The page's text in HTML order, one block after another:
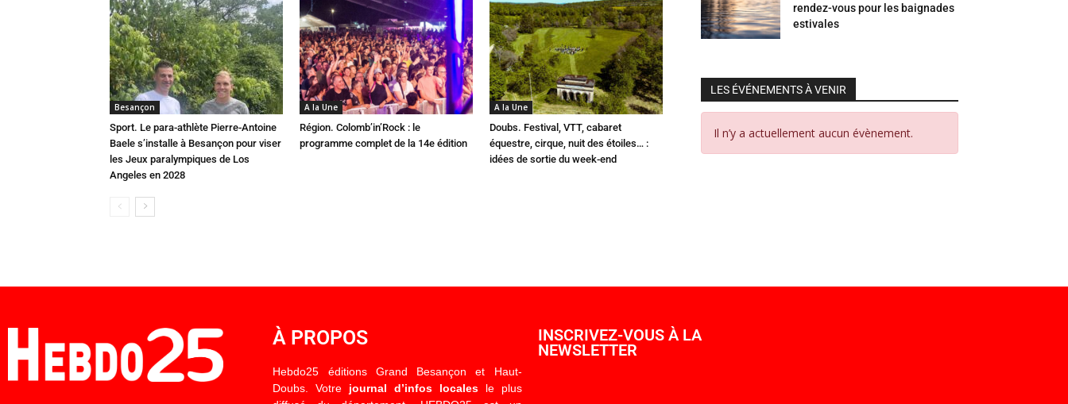
Besançon
Sport. Le para-athlète Pierre-Antoine
Baele s’installe à Besançon pour viser
les Jeux paralympiques de Los
Angeles en 2028
A la Une
Région. Colomb’in’Rock : le
programme complet de la 14e édition
A la Une
Doubs. Festival, VTT, cabaret
équestre, cirque, nuit des étoiles… :
idées de sortie du week-end
rendez-vous pour les baignades
estivales
LES ÉVÉNEMENTS À VENIR
Il n’y a actuellement aucun évènement.
À PROPOS
Hebdo25 éditions Grand Besançon et Haut-
Doubs. Votre journal d’infos localesle plus
INSCRIVEZ-VOUS À LA
NEWSLETTER